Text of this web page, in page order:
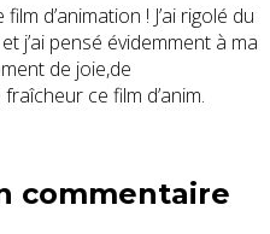
d’animation ! J’ai rigolé du
j’ai pensé évidemment à ma
de joie,de
ce film d’anim.
commentaire